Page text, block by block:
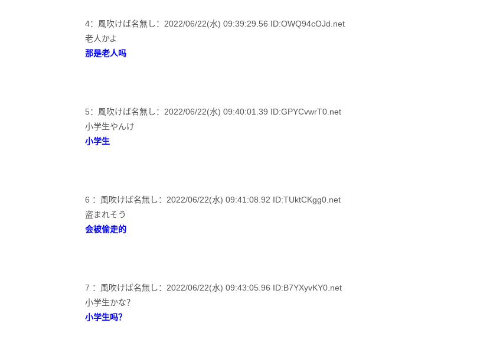
4：風吹けば名無し：2022/06/22(水) 09:39:29.56 ID:OWQ94cOJd.net
老人かよ
那是老人吗
5：風吹けば名無し：2022/06/22(水) 09:40:01.39 ID:GPYCvwrT0.net
小学生やんけ
小学生
6 ：風吹けば名無し：2022/06/22(水) 09:41:08.92 ID:TUktCKgg0.net
盗まれそう
会被偷走的
7 ：風吹けば名無し：2022/06/22(水) 09:43:05.96 ID:B7YXyvKY0.net
小学生かな？
小学生吗？